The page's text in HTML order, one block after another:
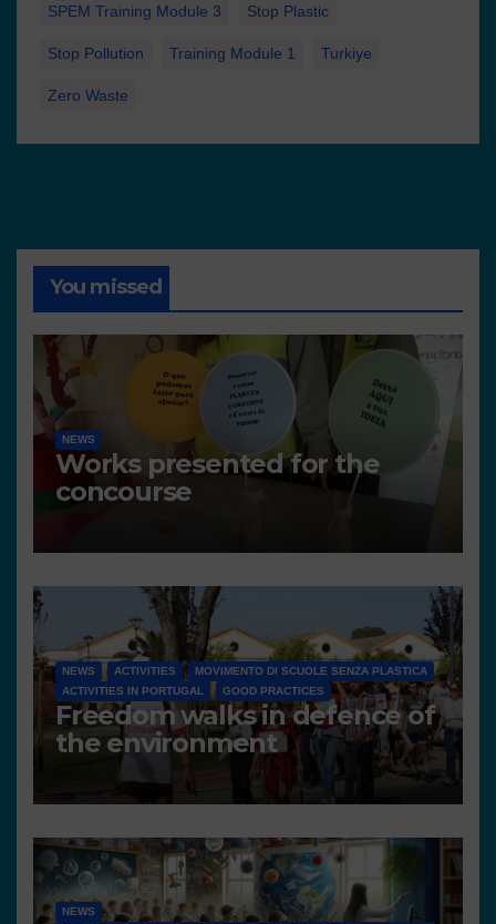
SPEM Training Module 3 Stop Plastic
Stop Pollution Training Module 1 Turkiye
Zero Waste
You missed
NEWS
Works presented for the
concourse
NEWS ACTIVITIES
MOVIMENTO DI SCUOLE SENZA PLASTICA
ACTIVITIES IN PORTUGAL
GOOD PRACTICES
Freedom walks in defence of
the environment
NEWS